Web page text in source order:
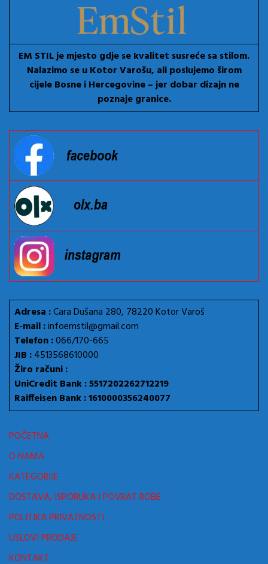
EM STIL je mjesto gdje se kvalitet susreće sa stilom.
Nalazimo se u Kotor Varošu, ali poslujemo širom
cijele Bosne i Hercegovine – jer dobar dizajn ne
poznaje granice.
Adresa :Cara Dušana 280, 78220 Kotor Varoš
E-mail :infoemstil@gmail.com
Telefon :066/170-665
JIB :4513568610000
Žiro računi :
UniCredit Bank : 5517202262712219
Raiffeisen Bank : 1610000356240077
POČETNA
O NAMA
KATEGORIJE
DOSTAVA, ISPORUKA I POVRAT ROBE
POLITIKA PRIVATNOSTI
USLOVI PRODAJE
KONTAKT